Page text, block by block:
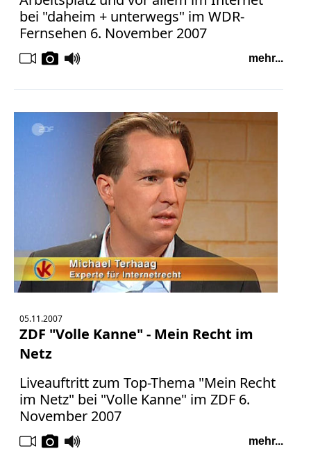
bei "daheim + unterwegs" im WDR-
Fernsehen 6. November 2007
mehr...
05.11.2007
ZDF "Volle Kanne" - Mein Recht im
Netz
Liveauftritt zum Top-Thema "Mein Recht
im Netz" bei "Volle Kanne" im ZDF 6.
November 2007
mehr...
Bücher
Vita
Datenschutz
BGH
Beleidigung
Datenschutz
Facebook
Fotorecht
Google
Haftung
Influencer
Instagram
Internetrecht
Markenrecht